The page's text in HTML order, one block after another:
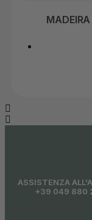
ASSISTENZA
+39 049 880